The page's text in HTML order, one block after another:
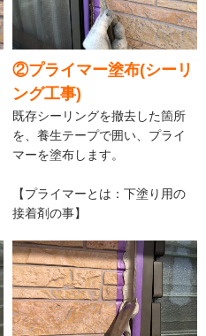
②プライマー塗布(シーリ
ング工事)
既存シーリングを撤去した箇所
を、養生テープで囲い、プライ
マーを塗布します。
【プライマーとは：下塗り用の
接着剤の事】